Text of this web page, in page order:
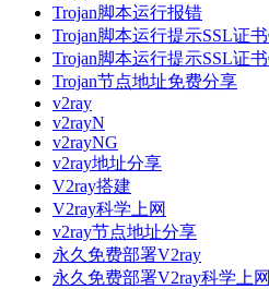
Trojan脚本运行报错
Trojan脚本运行提示SSL证
Trojan脚本运行提示SSL证
Trojan节点地址免费分享
v2ray
v2rayN
v2rayNG
v2ray地址分享
V2ray搭建
V2ray科学上网
v2ray节点地址分享
永久免费部署V2ray
永久免费部署V2ray科学上网